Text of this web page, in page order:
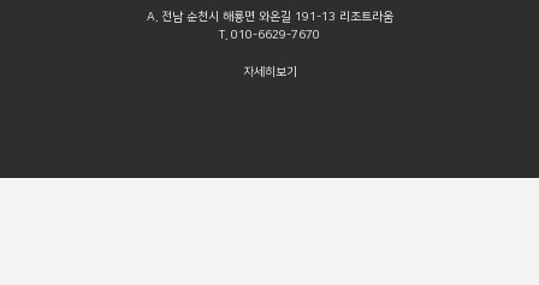
A. 전남 순천시 해룡면 와온길 191-13 리조트라움
T. 010-6629-7670
자세히보기